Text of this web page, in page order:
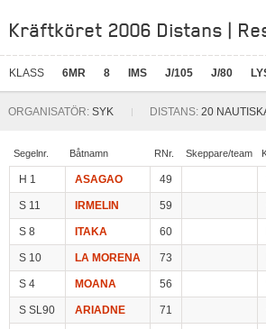
Kräftköret 2006 Distans |
KLASS 6MR 8 IMS J/105 J/80
ORGANISATÖR: SYK DISTANS: 20
Segelnr. Båtnamn RNr. Skeppare/team
H 1 ASAGAO 49
S 11 IRMELIN 59
S 8 ITAKA 60
S 10 LA MORENA 73
S 4 MOANA 56
S SL90 ARIADNE 71